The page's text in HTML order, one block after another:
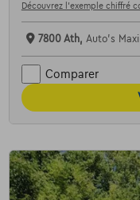
Découvrez l’exemple chiffré
7800 Ath, Auto's
Comparer